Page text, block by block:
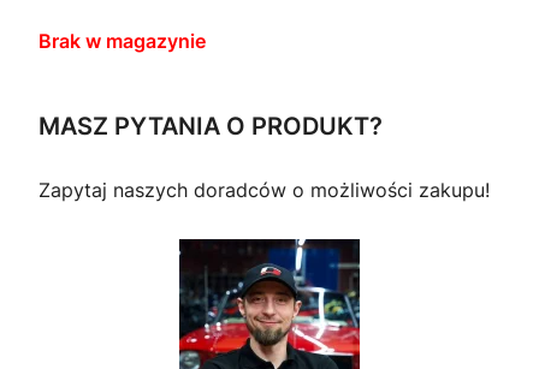
Brak w magazynie
MASZ PYTANIA O PRODUKT?
Zapytaj naszych doradców o możliwości zakupu!